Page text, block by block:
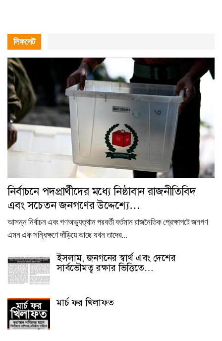
লিফলেট
নির্বাচনে পদপ্রার্থীদের মধ্যে নিষ্ঠাবান রাজনীতিবিদ
এবং সচেতন জনগণের উদ্দেশ্যে…
আসন্ন নির্বাচন এবং গণঅভ্যুত্থান পরবর্তী বর্তমান রাজনৈতিক প্রেক্ষাপটে জনগণ
এমন এক সন্ধিক্ষণে দাঁড়িয়ে আছে যখন তাদের…
ইসলাম, জনগনের স্বার্থ এবং দেশের
সার্বভৌমত্ব রক্ষার ভিত্তিতে…
মার্চ ফর খিলাফত